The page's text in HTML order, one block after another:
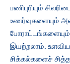
பணிபுரியும்
உணர்வுகளையும்
போராட்டங்களையும்
இயற்றலாம்.
சிக்கல்களைச்